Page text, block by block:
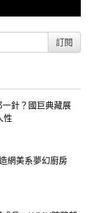
訂閱
針？國巨典藏展
性
網美系夢幻廚房